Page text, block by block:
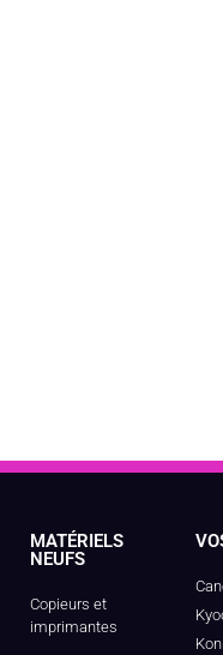
MATÉRIELS
NEUFS
Copieurs et
imprimantes